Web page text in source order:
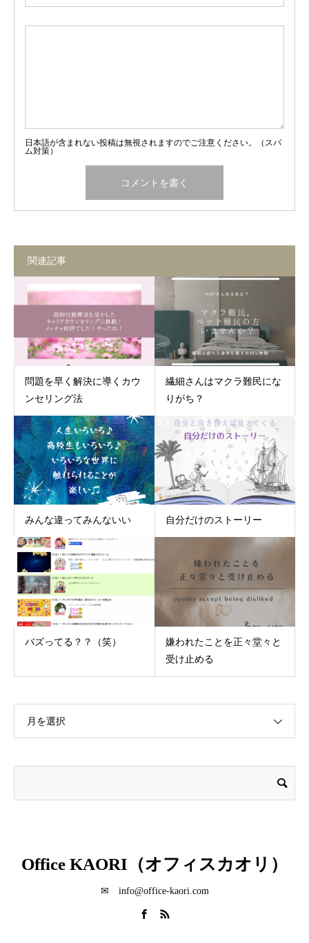
日本語が含まれない投稿は無視されますのでご注意ください。（スパ
ム対策）
関連記事
問題を早く解決に導くカウ
ンセリング法
繊細さんはマクラ難民にな
りがち？
みんな違ってみんないい 自分だけのストーリー
バズってる？？（笑）
嫌われたことを正々堂々と
受け止める
月を選択
Office KAORI（オフィスカオリ）
✉ info@office-kaori.com